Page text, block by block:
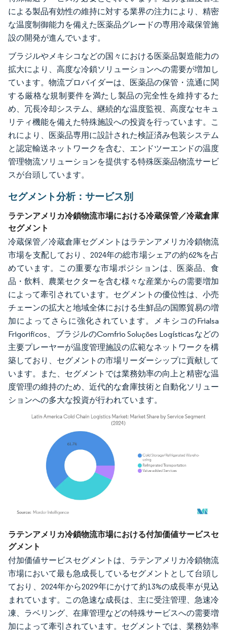
による製品有効性の維持に対する業界の注力により、精密
な温度制御能力を備えた医薬品グレードの専用冷蔵保管施
設の開発が進んでいます。
ブラジルやメキシコなどの国々における医薬品製造能力の
拡大により、高度な冷鎖ソリューションへの需要が増加し
ています。物流プロバイダーは、医薬品の保管・流通に関
する厳格な規制要件を満たし製品の完全性を維持するた
め、冗長冷却システム、継続的な温度監視、高度なセキュ
リティ機能を備えた特殊施設への投資を行っています。こ
れにより、医薬品専用に設計された検証済み包装システム
と認定輸送ネットワークを含む、エンドツーエンドの温度
管理物流ソリューションを提供する特殊医薬品物流サービ
スが台頭しています。
セグメント分析：サービス別
ラテンアメリカ冷鎖物流市場における冷蔵保管／冷蔵倉庫
セグメント
冷蔵保管／冷蔵倉庫セグメントはラテンアメリカ冷鎖物流
市場を支配しており、2024年の総市場シェアの約62%を占
めています。この重要な市場ポジションは、医薬品、食
品・飲料、農業セクターを含む様々な産業からの需要増加
によって牽引されています。セグメントの優位性は、小売
チェーンの拡大と地域全体における生鮮品の国際貿易の増
加によってさらに強化されています。メキシコのFrialsa
Frigorificos、ブラジルのComfrio Soluções Logísticasなどの
主要プレーヤーが温度管理施設の広範なネットワークを構
築しており、セグメントの市場リーダーシップに貢献して
います。また、セグメントでは業務効率の向上と精密な温
度管理の維持のため、近代的な倉庫技術と自動化ソリュー
ションへの多大な投資が行われています。
画像 © Mordor Intelligence。再利用にはCC BY 4.0の表示が必要です。
ラテンアメリカ冷鎖物流市場における付加価値サービスセ
グメント
付加価値サービスセグメントは、ラテンアメリカ冷鎖物流
市場において最も急成長しているセグメントとして台頭し
ており、2024年から2029年にかけて約13%の成長率が見込
まれています。この急速な成長は、主に受注管理、急速冷
凍、ラベリング、在庫管理などの特殊サービスへの需要増
加によって牽引されています。セグメントでは、業務効率